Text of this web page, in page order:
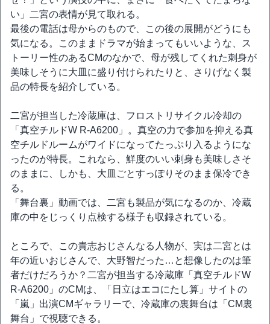
い」二宮の表情が見て取れる。
最後の電話は母からのもので、この後の展開がどうにも
気になる。このままドラマが始まってもいいような、ス
トーリー性のあるCMのなかで、母が残してくれた刺身が
美味しそうに大皿に盛り付けられたりと、さりげなく製
品の特長を紹介している。
二宮が担当した冷蔵庫は、フロストリサイクル冷却の
「真空チルドW R-A6200」。真空の力で参加を抑える真
空チルドルームがワイドになってたっぷり入るようにな
ったのが特長。これなら、鮮度のいい刺身も美味しさそ
のままに、しかも、大皿ごとすっぽりそのまま保冷でき
る。
「舞台裏」動画では、二宮も製品が気になるのか、冷蔵
庫の中をじっくり点検する様子も収録されている。
ところで、この貴志おじさんなる人物が、実は二宮とは
年の近いおじさんで、大野智だった…と想像したのは筆
者だけだろうか？二宮が担当する冷蔵庫「真空チルドW
R-A6200」のCMは、「日立はエコにたし算」サイトの
「嵐」出演CMギャラリーで、冷蔵庫の裏舞台は「CM裏
舞台」で視聴できる。